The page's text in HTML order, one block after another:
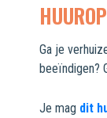
Ga je
beeïndigen?
Je mag dit